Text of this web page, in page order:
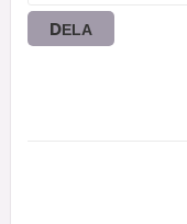
DELA